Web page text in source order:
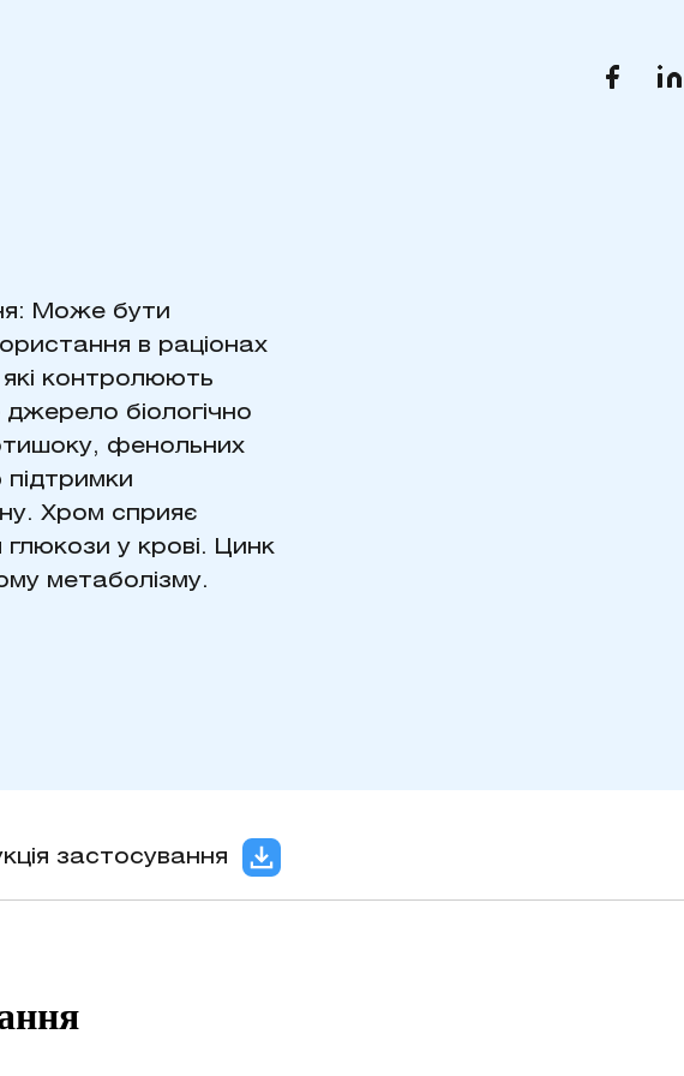
Може бути
в раціонах
контролюють
джерело біологічно
фенольних
Хром сприяє
у крові. Цинк
метаболізму.
застосування